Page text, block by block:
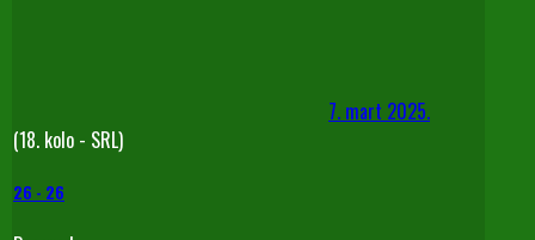
7. mart 2025.
(18. kolo - SRL)
26 - 26